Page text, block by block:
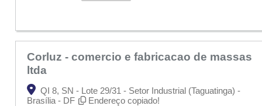
Corluz - comercio e fabricacao de massas
ltda
QI 8, SN - Lote 29/31 - Setor Industrial (Taguatinga) -
Brasília - DF
Endereço copiado!